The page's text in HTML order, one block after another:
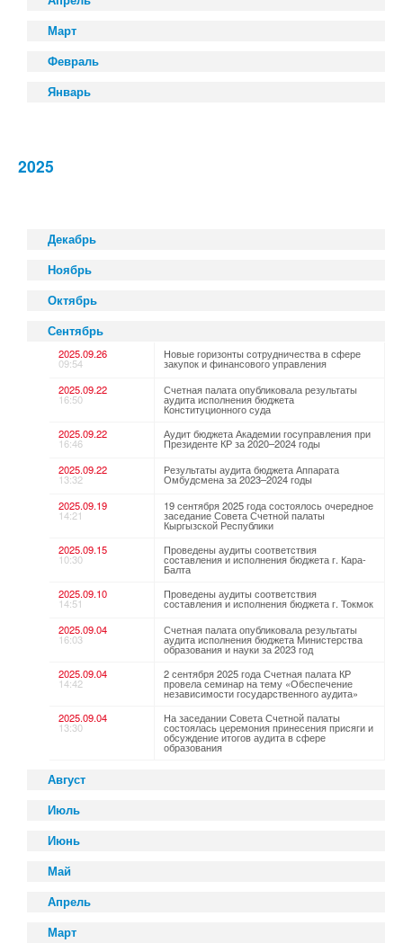
Март
Февраль
Январь
2025
Декабрь
Ноябрь
Октябрь
Сентябрь
2025.09.26
09:54
Новые горизонты сотрудничества в сфере
закупок и финансового управления
2025.09.22
16:50
Счетная палата опубликовала результаты
аудита исполнения бюджета
Конституционного суда
2025.09.22
16:46
Аудит бюджета Академии госуправления при
Президенте КР за 2020–2024 годы
2025.09.22
13:32
Результаты аудита бюджета Аппарата
Омбудсмена за 2023–2024 годы
2025.09.19
14:21
19 сентября 2025 года состоялось очередное
заседание Совета Счетной палаты
Кыргызской Республики
2025.09.15
10:30
Проведены аудиты соответствия
составления и исполнения бюджета г. Кара-
Балта
2025.09.10
14:51
Проведены аудиты соответствия
составления и исполнения бюджета г. Токмок
2025.09.04
16:03
Счетная палата опубликовала результаты
аудита исполнения бюджета Министерства
образования и науки за 2023 год
2025.09.04
14:42
2 сентября 2025 года Счетная палата КР
провела семинар на тему «Обеспечение
независимости государственного аудита»
2025.09.04
13:30
На заседании Совета Счетной палаты
состоялась церемония принесения присяги и
обсуждение итогов аудита в сфере
образования
Август
Июль
Июнь
Май
Апрель
Март